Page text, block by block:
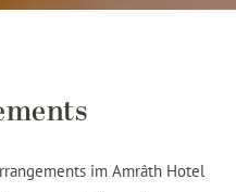
im Amrâth Hotel